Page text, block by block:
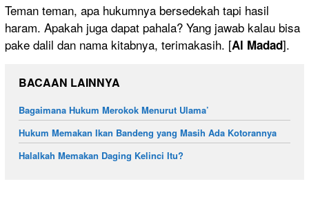
Teman teman, apa hukumnya bersedekah tapi hasil
haram. Apakah juga dapat pahala? Yang jawab kalau bisa
pake dalil dan nama kitabnya, terimakasih. [Al Madad].
BACAAN LAINNYA
Bagaimana Hukum Merokok Menurut Ulama’
Hukum Memakan Ikan Bandeng yang Masih Ada Kotorannya
Halalkah Memakan Daging Kelinci Itu?